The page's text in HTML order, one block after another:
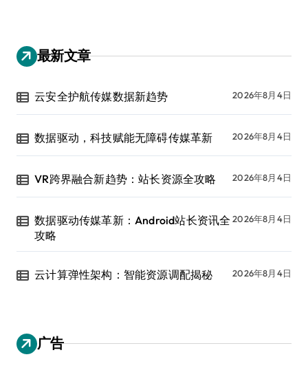
最新文章
云安全护航传媒数据新趋势 2026年8月4日
数据驱动，科技赋能无障碍传媒革新 2026年8月4日
VR跨界融合新趋势：站长资源全攻略 2026年8月4日
数据驱动传媒革新：Android站长资讯全
攻略
2026年8月4日
云计算弹性架构：智能资源调配揭秘 2026年8月4日
广告